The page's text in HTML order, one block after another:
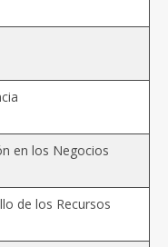
en los Negocios
de los Recursos